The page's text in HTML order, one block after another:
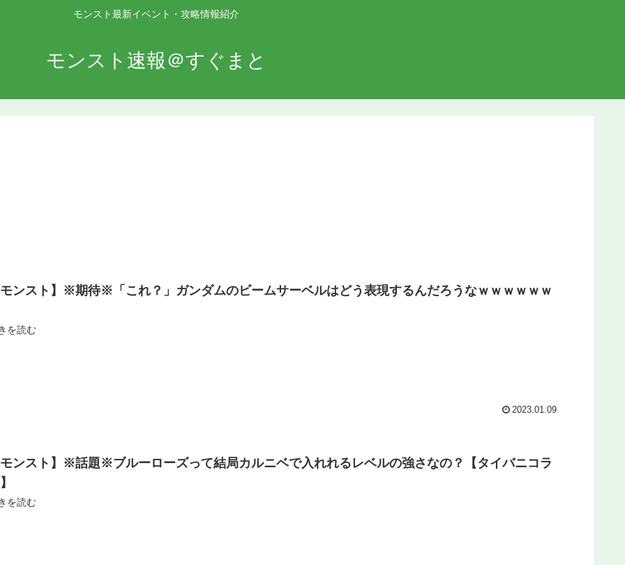
モンスト最新イベント・攻略情報紹介
モンスト速報＠すぐまと
ンスト】※期待※「これ？」ガンダムのビームサーベルはどう表現するんだろうなｗｗｗｗｗｗ
を読む
2023.01.09
ンスト】※話題※ブルーローズって結局カルニベで入れれるレベルの強さなの？【タイバニコラ
を読む